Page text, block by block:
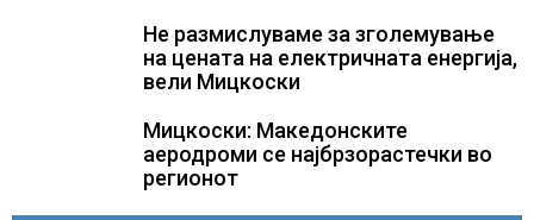
Не размислуваме за зголемување
на цената на електричната енергија,
вели Мицкоски
Мицкоски: Македонските
аеродроми се најбрзорастечки во
регионот